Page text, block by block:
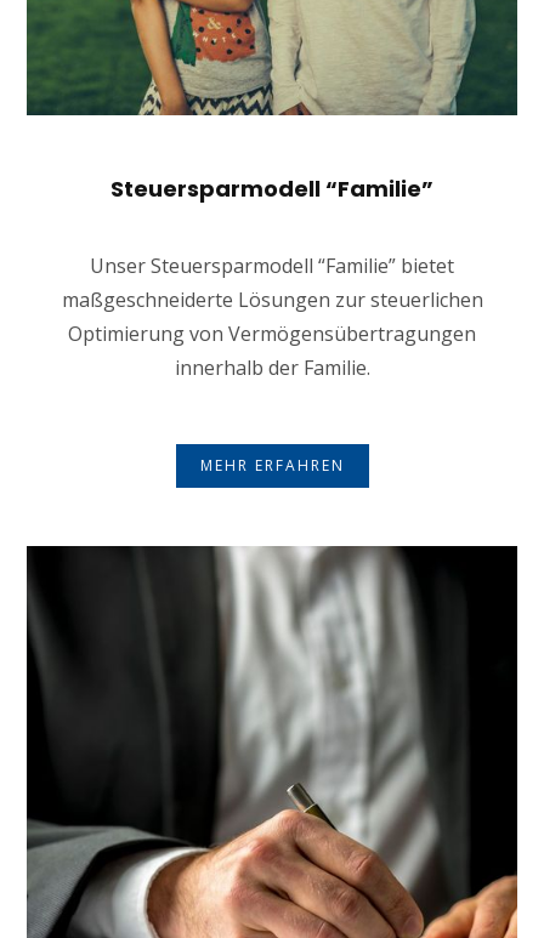
Steuersparmodell “Familie”
Unser Steuersparmodell “Familie” bietet
maßgeschneiderte Lösungen zur steuerlichen
Optimierung von Vermögensübertragungen
innerhalb der Familie.
MEHR ERFAHREN